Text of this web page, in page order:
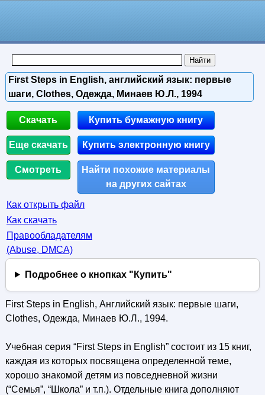
First Steps in English, английский язык: первые
шаги, Clothes, Одежда, Минаев Ю.Л., 1994
Скачать
Еще скачать
Смотреть
Купить бумажную книгу
Купить электронную книгу
Найти похожие материалы
на других сайтах
Как открыть файл
Как скачать
Правообладателям
(Abuse, DMСA)
Подробнее о кнопках "Купить"
First Steps in English, Английский язык: первые шаги,
Clothes, Одежда, Минаев Ю.Л., 1994.
Учебная серия “First Steps in English” состоит из 15 книг,
каждая из которых посвящена определенной теме,
хорошо знакомой детям из повседневной жизни
(“Семья”, “Школа” и т.п.). Отдельные книга дополняют